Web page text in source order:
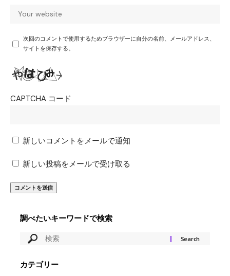
次回のコメントで使用するためブラウザーに自分の名前、メールアドレス、
サイトを保存する。
CAPTCHA コード
新しいコメントをメールで通知
新しい投稿をメールで受け取る
調べたいキーワードで検索
カテゴリー